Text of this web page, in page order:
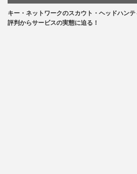
キー・ネットワークのスカウト・ヘッドハン
評判からサービスの実態に迫る！